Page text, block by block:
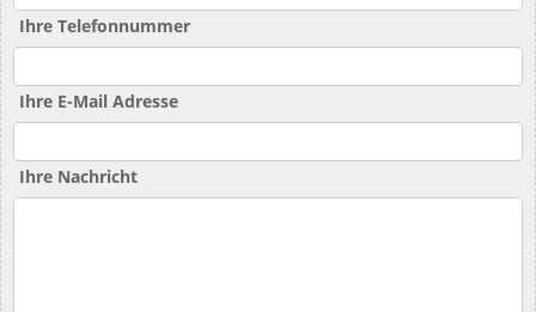
Ihre Telefonnummer
Ihre E-Mail Adresse
Ihre Nachricht